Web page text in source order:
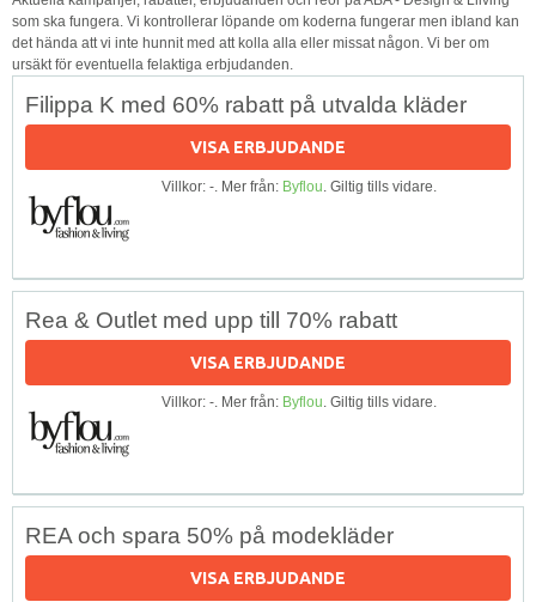
som ska fungera. Vi kontrollerar löpande om koderna fungerar men ibland kan
det hända att vi inte hunnit med att kolla alla eller missat någon. Vi ber om
ursäkt för eventuella felaktiga erbjudanden.
Filippa K med 60% rabatt på utvalda kläder
VISA ERBJUDANDE
Villkor: -. Mer från: Byflou. Giltig tills vidare.
Rea & Outlet med upp till 70% rabatt
VISA ERBJUDANDE
Villkor: -. Mer från: Byflou. Giltig tills vidare.
REA och spara 50% på modekläder
VISA ERBJUDANDE